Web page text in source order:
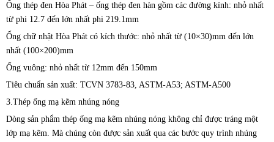
Ống thép đen Hòa Phát – ống thép đen hàn gồm các đường kính: nhỏ nhất
từ phi 12.7 đến lớn nhất phi 219.1mm
Ống chữ nhật Hòa Phát có kích thước: nhỏ nhất từ (10×30)mm đến lớn
nhất (100×200)mm
Ống vuông: nhỏ nhất từ ⁬⁬⁬12mm đến ⁬150mm
Tiêu chuẩn sản xuất: TCVN 3783-83, ASTM-A53; ASTM-A500
3.Thép ống mạ kẽm nhúng nóng
Dòng sản phẩm thép ống mạ kẽm nhúng nóng không chỉ được tráng một
lớp mạ kẽm. Mà chúng còn được sản xuất qua các bước quy trình nhúng